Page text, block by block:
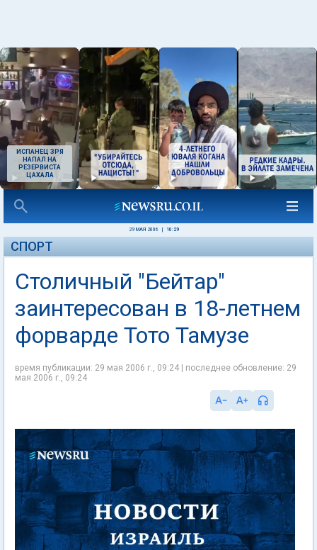
ИСПАНЕЦ ЗРЯ
НАПАЛ НА
РЕЗЕРВИСТА
ЦАХАЛА
29 МАЯ 2006 10:29
СПОРТ
Столичный "Бейтар"
заинтересован в 18-летнем
форварде Тото Тамузе
время публикации: 29 мая 2006 г., 09:24 | последнее обновление: 29
мая 2006 г., 09:24